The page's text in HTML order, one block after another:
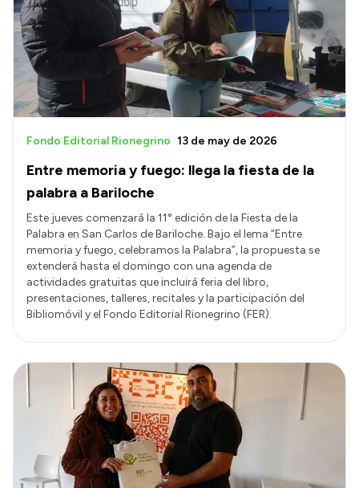
Entre memoria y fuego: llega la fiesta de la
palabra a Bariloche
Fondo Editorial Rionegrino 13 de may de 2026
Este jueves comenzará la 11° edición de la Fiesta de la
Palabra en San Carlos de Bariloche. Bajo el lema “Entre
memoria y fuego, celebramos la Palabra”, la propuesta se
extenderá hasta el domingo con una agenda de
actividades gratuitas que incluirá feria del libro,
presentaciones, talleres, recitales y la participación del
Bibliomóvil y el Fondo Editorial Rionegrino (FER).